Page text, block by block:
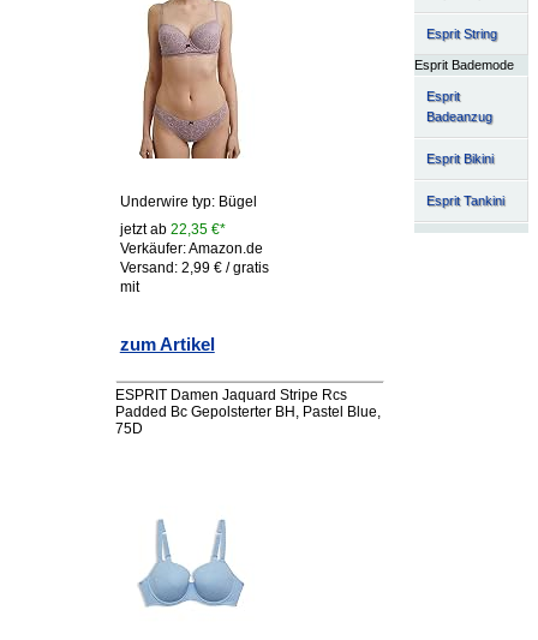
Esprit String
Esprit Bademode
Esprit
Badeanzug
Esprit Bikini
Esprit Tankini
Underwire typ: Bügel
jetzt ab 22,35 €*
Verkäufer: Amazon.de
Versand: 2,99 € / gratis
mit
zum Artikel
ESPRIT Damen Jaquard Stripe Rcs
Padded Bc Gepolsterter BH, Pastel Blue,
75D